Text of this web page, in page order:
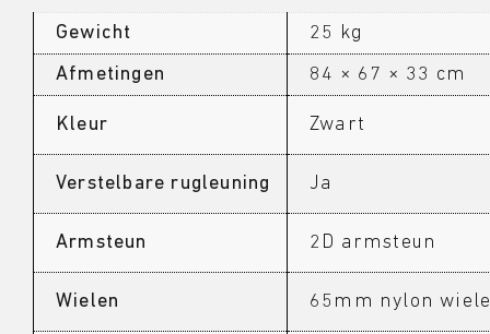
Gewicht
25 kg
Afmetingen
84 × 67 × 33 cm
Kleur Zwart
Verstelbare rugleuning Ja
Armsteun 2D armsteun
Wielen 65mm nylon